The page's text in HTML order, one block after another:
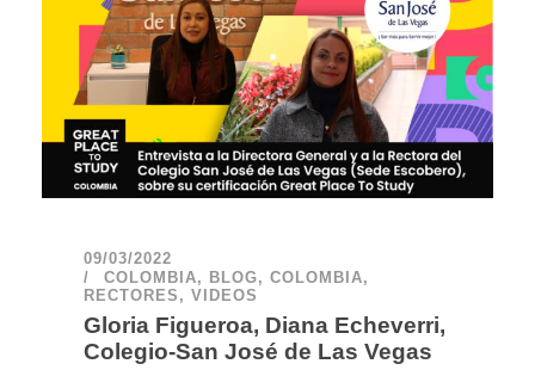
09/03/2022
COLOMBIA, BLOG, COLOMBIA,
RECTORES , VIDEOS
Gloria Figueroa, Diana Echeverri,
Colegio-San José de Las Vegas